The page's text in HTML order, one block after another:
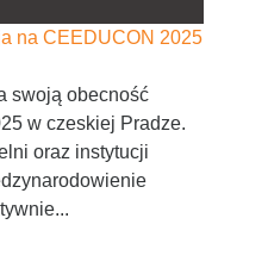
na CEEDUCON 2025
swoją obecność
w czeskiej Pradze.
oraz instytucji